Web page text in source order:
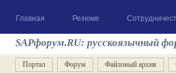
Главная Резюме
SAPфорум.RU: русскоязычный
Портал Форум Файловый архив